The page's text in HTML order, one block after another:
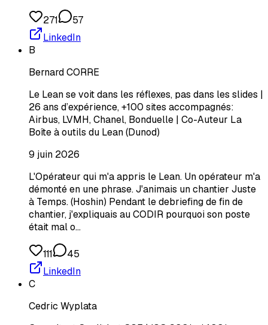
271
57
LinkedIn
B
Bernard CORRE
Le Lean se voit dans les réflexes, pas dans les slides |
26 ans d’expérience, +100 sites accompagnés:
Airbus, LVMH, Chanel, Bonduelle | Co-Auteur La
Boîte à outils du Lean (Dunod)
9 juin 2026
L'Opérateur qui m'a appris le Lean. Un opérateur m'a
démonté en une phrase. J'animais un chantier Juste
à Temps. (Hoshin) Pendant le debriefing de fin de
chantier, j'expliquais au CODIR pourquoi son poste
était mal o…
111
45
LinkedIn
C
Cedric Wyplata